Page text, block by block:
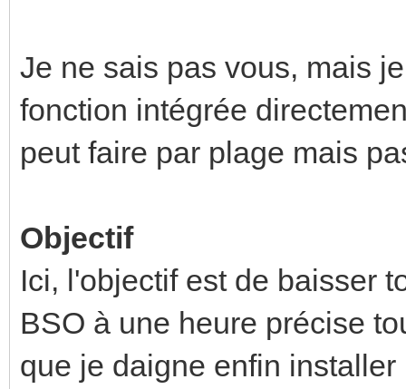
Je ne sais pas vous, mais
fonction intégrée
peut faire par plage mais
Objectif
Ici, l'objectif est de baisser
BSO à une heure précise
que je daigne enfin